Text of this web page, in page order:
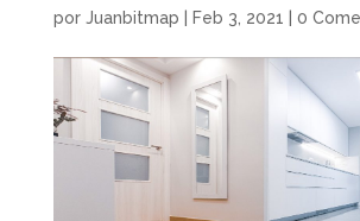
por Juanbitmap Feb 3, 2021 0